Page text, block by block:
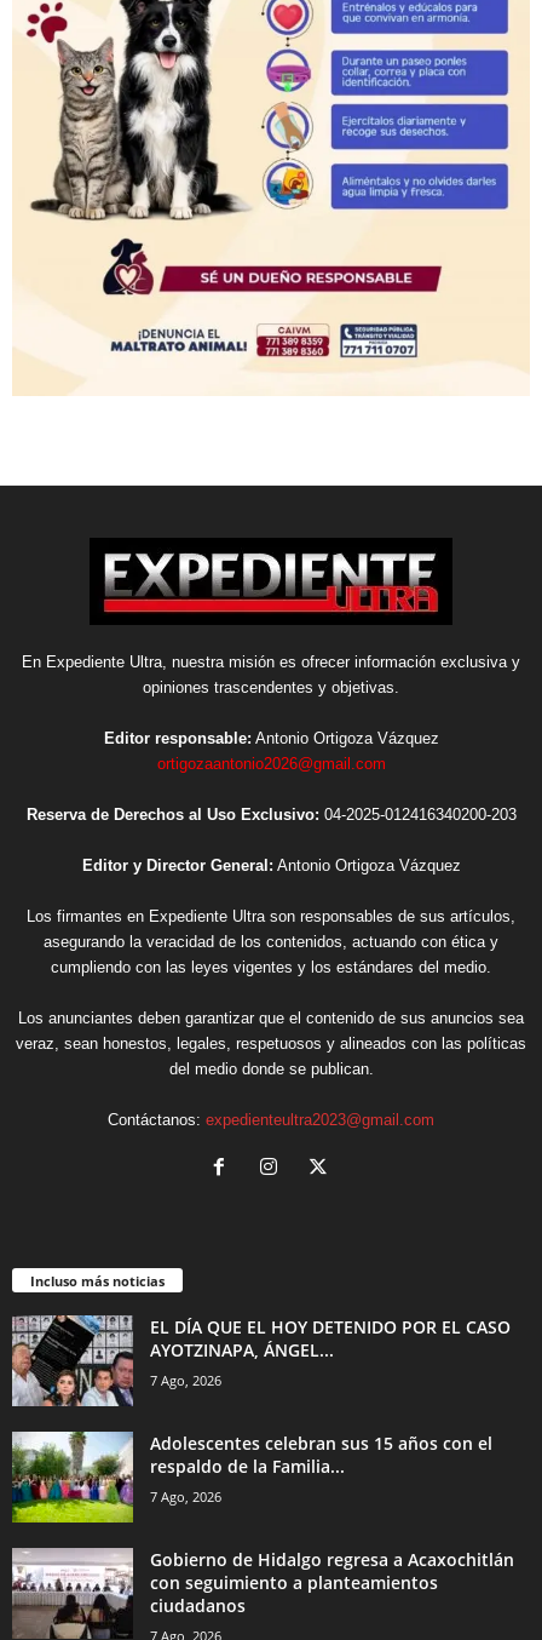
En Expediente Ultra, nuestra misión es ofrecer información exclusiva y
opiniones trascendentes y objetivas.
Editor responsable: Antonio Ortigoza Vázquez
ortigozaantonio2026@gmail.com
Reserva de Derechos al Uso Exclusivo: 04-2025-012416340200-203
Editor y Director General: Antonio Ortigoza Vázquez
Los firmantes en Expediente Ultra son responsables de sus artículos,
asegurando la veracidad de los contenidos, actuando con ética y
cumpliendo con las leyes vigentes y los estándares del medio.
Los anunciantes deben garantizar que el contenido de sus anuncios sea
veraz, sean honestos, legales, respetuosos y alineados con las políticas
del medio donde se publican.
Contáctanos: expedienteultra2023@gmail.com
Incluso más noticias
EL DÍA QUE EL HOY DETENIDO POR EL CASO
AYOTZINAPA, ÁNGEL...
7 Ago, 2026
Adolescentes celebran sus 15 años con el
respaldo de la Familia...
7 Ago, 2026
Gobierno de Hidalgo regresa a Acaxochitlán
con seguimiento a planteamientos
ciudadanos
7 Ago, 2026